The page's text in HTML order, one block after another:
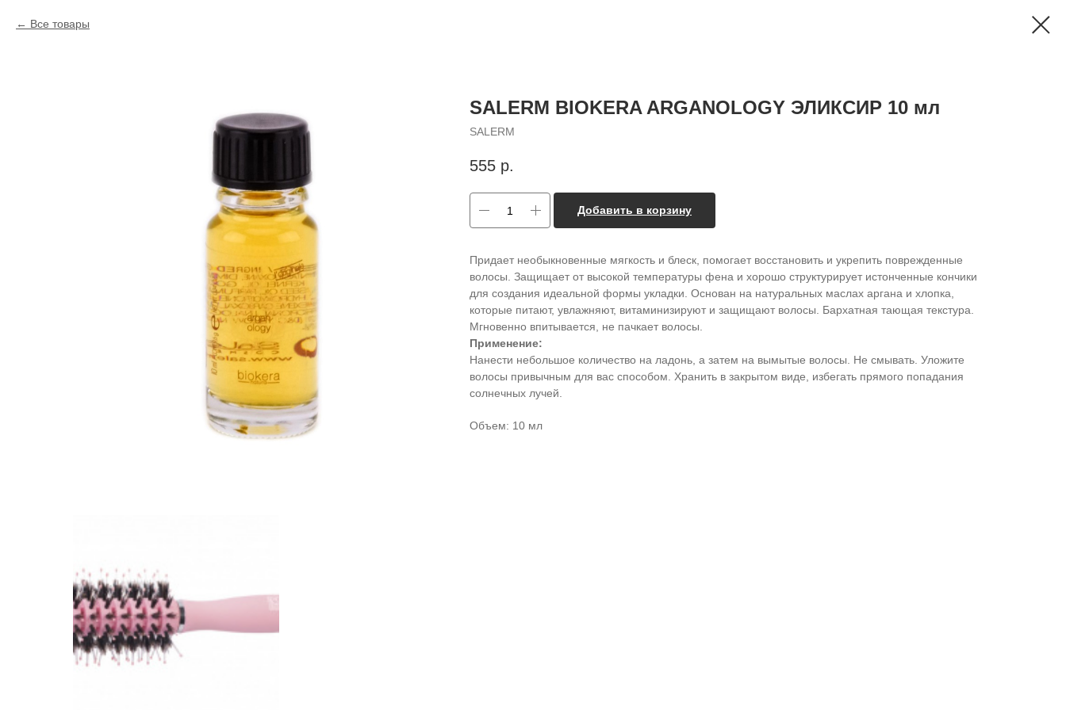
Все товары
SALERM BIOKERA ARGANOLOGY ЭЛИКСИР 10 мл
SALERM
555 р.
Добавить в корзину
Придает необыкновенные мягкость и блеск, помогает восстановить и укрепить поврежденные
волосы. Защищает от высокой температуры фена и хорошо структурирует истонченные кончики
для создания идеальной формы укладки. Основан на натуральных маслах аргана и хлопка,
которые питают, увлажняют, витаминизируют и защищают волосы. Бархатная тающая текстура.
Мгновенно впитывается, не пачкает волосы.
Применение:
Нанести небольшое количество на ладонь, а затем на вымытые волосы. Не смывать. Уложите
волосы привычным для вас способом. Хранить в закрытом виде, избегать прямого попадания
солнечных лучей.
Объем: 10 мл